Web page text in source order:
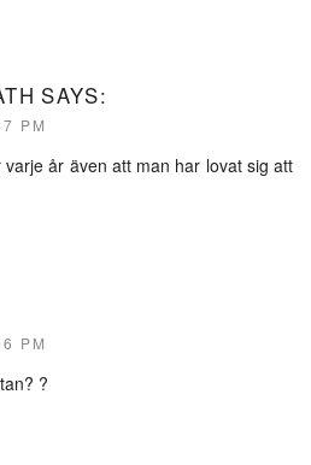
SAYS:
PM
år även att man har lovat sig att
PM
?